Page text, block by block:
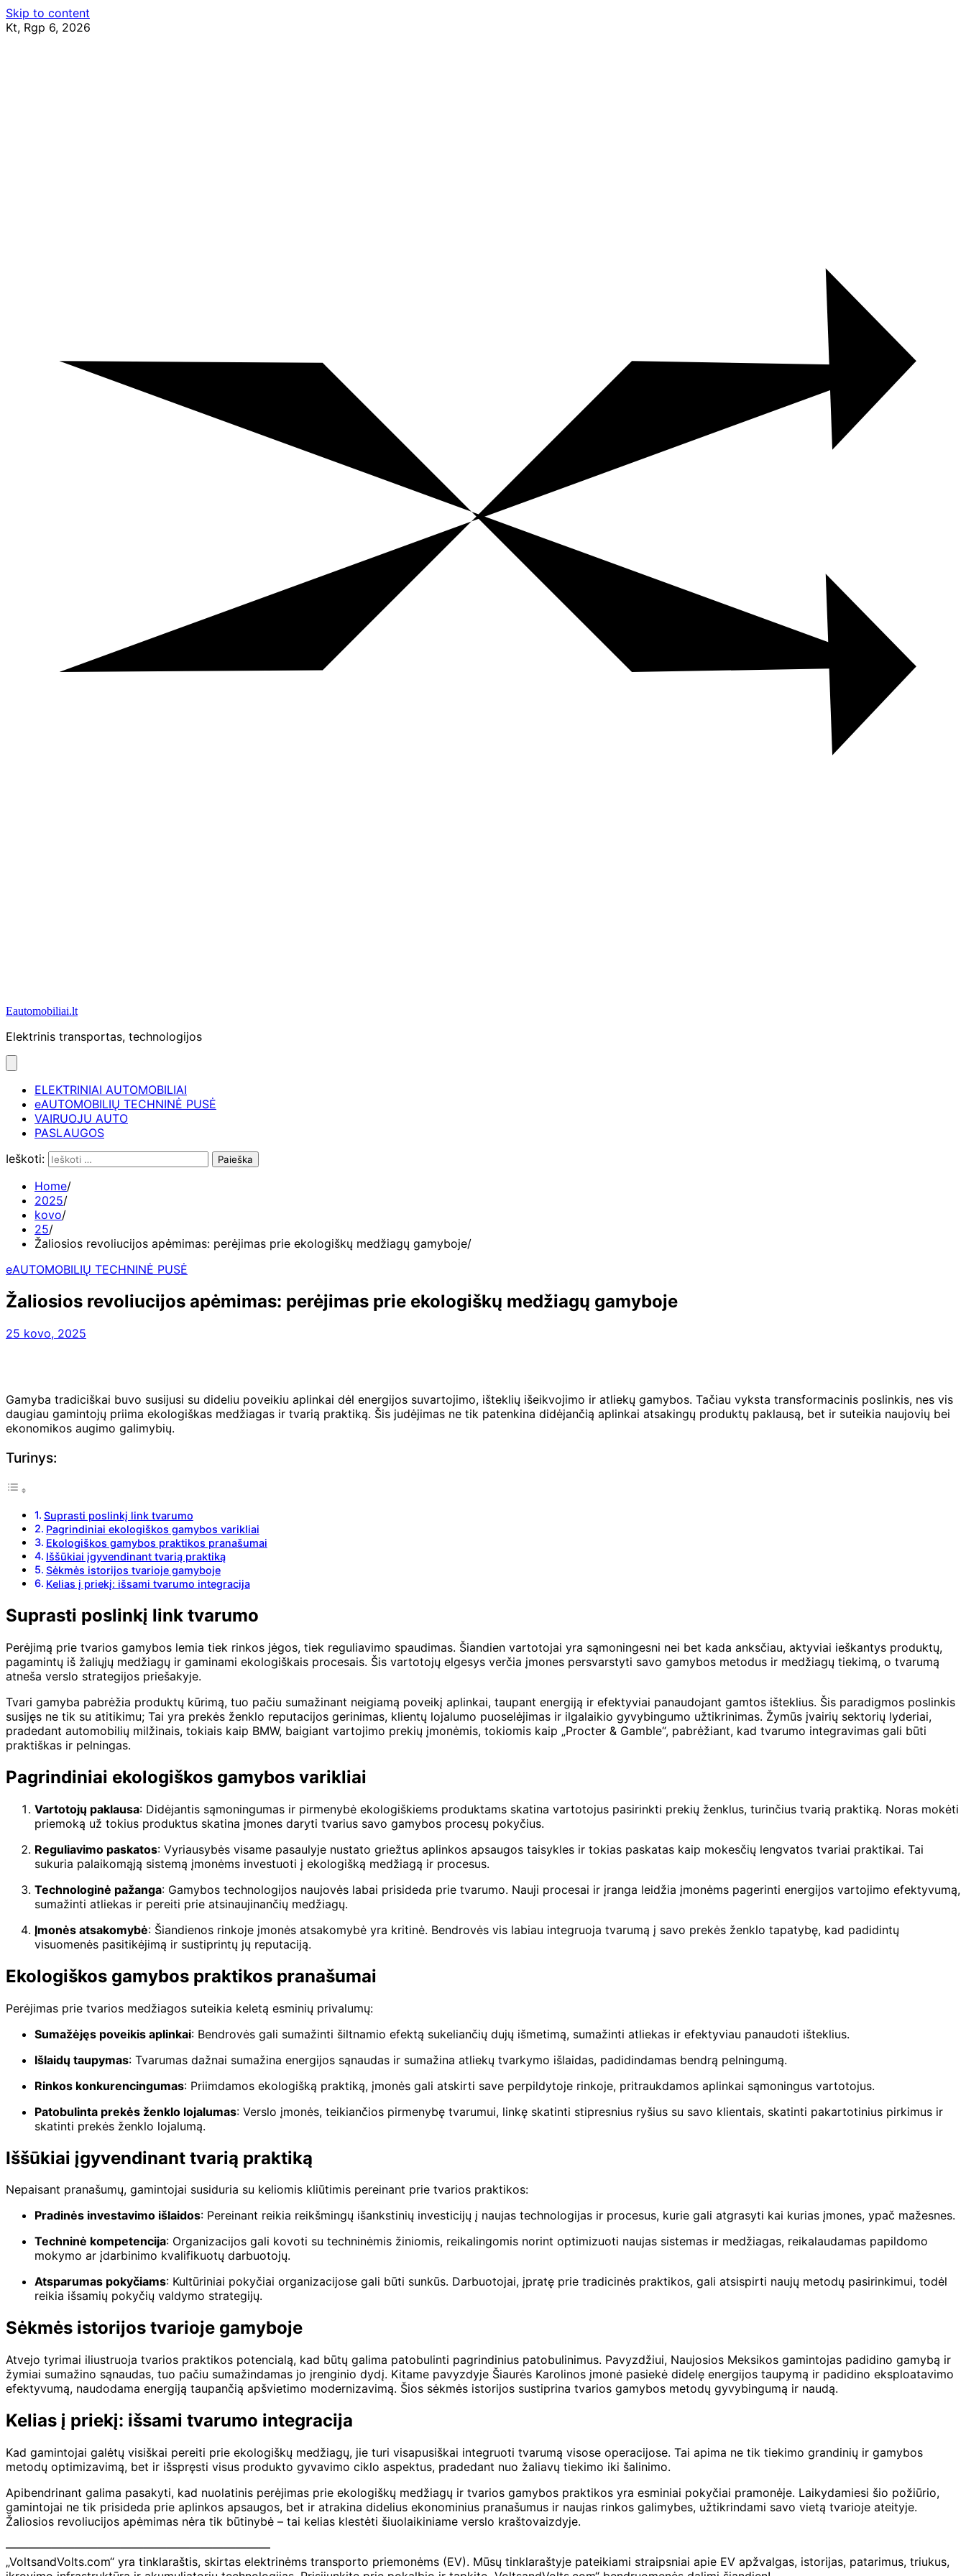
Skip to content
Kt, Rgp 6, 2026
Eautomobiliai.lt
Elektrinis transportas, technologijos
ELEKTRINIAI AUTOMOBILIAI
eAUTOMOBILIŲ TECHNINĖ PUSĖ
VAIRUOJU AUTO
PASLAUGOS
Ieškoti:
Home
2025
kovo
25
Žaliosios revoliucijos apėmimas: perėjimas prie ekologiškų medžiagų gamyboje
eAUTOMOBILIŲ TECHNINĖ PUSĖ
Žaliosios revoliucijos apėmimas: perėjimas prie ekologiškų medžiagų gamyboje
25 kovo, 2025
Gamyba tradiciškai buvo susijusi su dideliu poveikiu aplinkai dėl energijos suvartojimo, išteklių išeikvojimo ir atliekų gamybos. Tačiau vyksta transformacinis poslinkis, nes vis
daugiau gamintojų priima ekologiškas medžiagas ir tvarią praktiką. Šis judėjimas ne tik patenkina didėjančią aplinkai atsakingų produktų paklausą, bet ir suteikia naujovių bei
ekonomikos augimo galimybių.
Turinys:
Suprasti poslinkį link tvarumo
Pagrindiniai ekologiškos gamybos varikliai
Ekologiškos gamybos praktikos pranašumai
Iššūkiai įgyvendinant tvarią praktiką
Sėkmės istorijos tvarioje gamyboje
Kelias į priekį: išsami tvarumo integracija
Suprasti poslinkį link tvarumo
Perėjimą prie tvarios gamybos lemia tiek rinkos jėgos, tiek reguliavimo spaudimas. Šiandien vartotojai yra sąmoningesni nei bet kada anksčiau, aktyviai ieškantys produktų,
pagamintų iš žaliųjų medžiagų ir gaminami ekologiškais procesais. Šis vartotojų elgesys verčia įmones persvarstyti savo gamybos metodus ir medžiagų tiekimą, o tvarumą
atneša verslo strategijos priešakyje.
Tvari gamyba pabrėžia produktų kūrimą, tuo pačiu sumažinant neigiamą poveikį aplinkai, taupant energiją ir efektyviai panaudojant gamtos išteklius. Šis paradigmos poslinkis
susijęs ne tik su atitikimu; Tai yra prekės ženklo reputacijos gerinimas, klientų lojalumo puoselėjimas ir ilgalaikio gyvybingumo užtikrinimas. Žymūs įvairių sektorių lyderiai,
pradedant automobilių milžinais, tokiais kaip BMW, baigiant vartojimo prekių įmonėmis, tokiomis kaip „Procter & Gamble“, pabrėžiant, kad tvarumo integravimas gali būti
praktiškas ir pelningas.
Pagrindiniai ekologiškos gamybos varikliai
Vartotojų paklausa: Didėjantis sąmoningumas ir pirmenybė ekologiškiems produktams skatina vartotojus pasirinkti prekių ženklus, turinčius tvarią praktiką. Noras mokėti
priemoką už tokius produktus skatina įmones daryti tvarius savo gamybos procesų pokyčius.
Reguliavimo paskatos: Vyriausybės visame pasaulyje nustato griežtus aplinkos apsaugos taisykles ir tokias paskatas kaip mokesčių lengvatos tvariai praktikai. Tai
sukuria palaikomąją sistemą įmonėms investuoti į ekologišką medžiagą ir procesus.
Technologinė pažanga: Gamybos technologijos naujovės labai prisideda prie tvarumo. Nauji procesai ir įranga leidžia įmonėms pagerinti energijos vartojimo efektyvumą,
sumažinti atliekas ir pereiti prie atsinaujinančių medžiagų.
Įmonės atsakomybė: Šiandienos rinkoje įmonės atsakomybė yra kritinė. Bendrovės vis labiau integruoja tvarumą į savo prekės ženklo tapatybę, kad padidintų
visuomenės pasitikėjimą ir sustiprintų jų reputaciją.
Ekologiškos gamybos praktikos pranašumai
Perėjimas prie tvarios medžiagos suteikia keletą esminių privalumų:
Sumažėjęs poveikis aplinkai: Bendrovės gali sumažinti šiltnamio efektą sukeliančių dujų išmetimą, sumažinti atliekas ir efektyviau panaudoti išteklius.
Išlaidų taupymas: Tvarumas dažnai sumažina energijos sąnaudas ir sumažina atliekų tvarkymo išlaidas, padidindamas bendrą pelningumą.
Rinkos konkurencingumas: Priimdamos ekologišką praktiką, įmonės gali atskirti save perpildytoje rinkoje, pritraukdamos aplinkai sąmoningus vartotojus.
Patobulinta prekės ženklo lojalumas: Verslo įmonės, teikiančios pirmenybę tvarumui, linkę skatinti stipresnius ryšius su savo klientais, skatinti pakartotinius pirkimus ir
skatinti prekės ženklo lojalumą.
Iššūkiai įgyvendinant tvarią praktiką
Nepaisant pranašumų, gamintojai susiduria su keliomis kliūtimis pereinant prie tvarios praktikos:
Pradinės investavimo išlaidos: Pereinant reikia reikšmingų išankstinių investicijų į naujas technologijas ir procesus, kurie gali atgrasyti kai kurias įmones, ypač mažesnes.
Techninė kompetencija: Organizacijos gali kovoti su techninėmis žiniomis, reikalingomis norint optimizuoti naujas sistemas ir medžiagas, reikalaudamas papildomo
mokymo ar įdarbinimo kvalifikuotų darbuotojų.
Atsparumas pokyčiams: Kultūriniai pokyčiai organizacijose gali būti sunkūs. Darbuotojai, įpratę prie tradicinės praktikos, gali atsispirti naujų metodų pasirinkimui, todėl
reikia išsamių pokyčių valdymo strategijų.
Sėkmės istorijos tvarioje gamyboje
Atvejo tyrimai iliustruoja tvarios praktikos potencialą, kad būtų galima patobulinti pagrindinius patobulinimus. Pavyzdžiui, Naujosios Meksikos gamintojas padidino gamybą ir
žymiai sumažino sąnaudas, tuo pačiu sumažindamas jo įrenginio dydį. Kitame pavyzdyje Šiaurės Karolinos įmonė pasiekė didelę energijos taupymą ir padidino eksploatavimo
efektyvumą, naudodama energiją taupančią apšvietimo modernizavimą. Šios sėkmės istorijos sustiprina tvarios gamybos metodų gyvybingumą ir naudą.
Kelias į priekį: išsami tvarumo integracija
Kad gamintojai galėtų visiškai pereiti prie ekologiškų medžiagų, jie turi visapusiškai integruoti tvarumą visose operacijose. Tai apima ne tik tiekimo grandinių ir gamybos
metodų optimizavimą, bet ir išspręsti visus produkto gyvavimo ciklo aspektus, pradedant nuo žaliavų tiekimo iki šalinimo.
Apibendrinant galima pasakyti, kad nuolatinis perėjimas prie ekologiškų medžiagų ir tvarios gamybos praktikos yra esminiai pokyčiai pramonėje. Laikydamiesi šio požiūrio,
gamintojai ne tik prisideda prie aplinkos apsaugos, bet ir atrakina didelius ekonominius pranašumus ir naujas rinkos galimybes, užtikrindami savo vietą tvarioje ateityje.
Žaliosios revoliucijos apėmimas nėra tik būtinybė – tai kelias klestėti šiuolaikiniame verslo kraštovaizdyje.
———————————————————————
„VoltsandVolts.com“ yra tinklaraštis, skirtas elektrinėms transporto priemonėms (EV). Mūsų tinklaraštyje pateikiami straipsniai apie EV apžvalgas, istorijas, patarimus, triukus,